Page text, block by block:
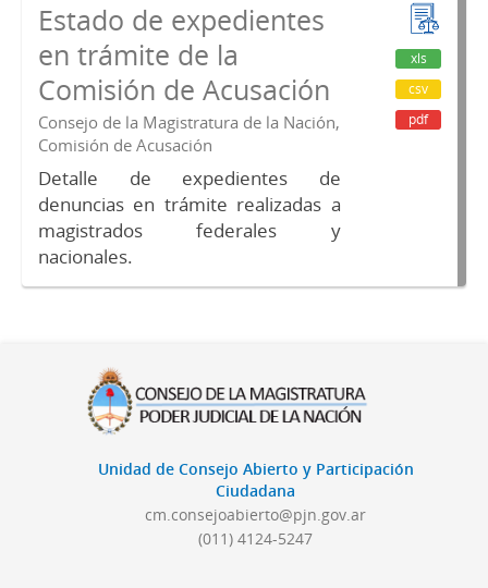
Estado de expedientes
en trámite de la
Comisión de Acusación
Consejo de la Magistratura de la Nación,
Comisión de Acusación
Detalle de expedientes de
denuncias en trámite realizadas a
magistrados federales y
nacionales.
xls
csv
pdf
Unidad de Consejo Abierto y Participación
Ciudadana
cm.consejoabierto@pjn.gov.ar
(011) 4124-5247